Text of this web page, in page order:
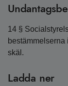
14 §
bestämmelserna
skäl.
Ladda ner